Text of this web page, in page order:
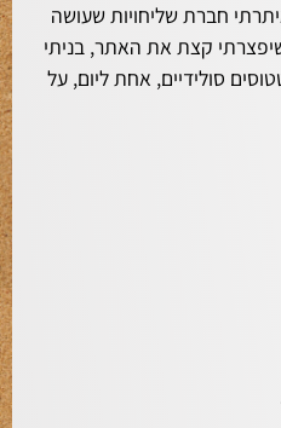
חברת שליחויות שעושה
קצת את האתר, בניתי
סולידיים, אחת ליום, על